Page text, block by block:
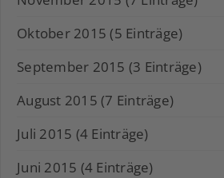
Oktober 2015 (5 Einträge)
September 2015 (3 Einträge)
August 2015 (7 Einträge)
Juli 2015 (4 Einträge)
Juni 2015 (4 Einträge)